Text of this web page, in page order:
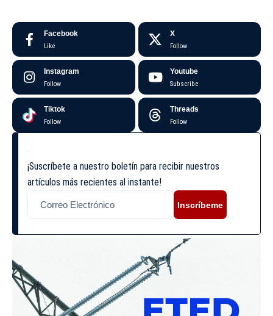
Facebook
Like
X
Follow
Instagram
Follow
Youtube
Subscribe
Tiktok
Follow
Threads
Follow
¡Suscríbete a nuestro boletín para recibir nuestros
artículos más recientes al instante!
Inscríbeme